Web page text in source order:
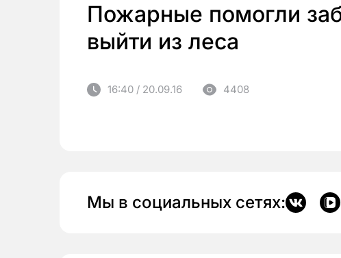
Пожарные помогли
выйти из леса
16:40 / 20.09.16 4408
Мы в социальных сетях: